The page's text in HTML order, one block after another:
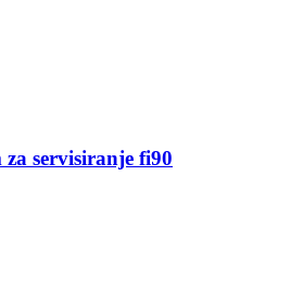
servisiranje fi90